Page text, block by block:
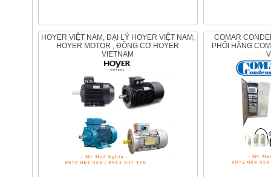
HOYER VIỆT NAM, ĐẠI LÝ HOYER VIỆT NAM,
HOYER MOTOR , ĐỘNG CƠ HOYER
VIETNAM
COMAR CONDENSATORI , ĐẠI LÝ PHÂN
PHỐI HÃNG